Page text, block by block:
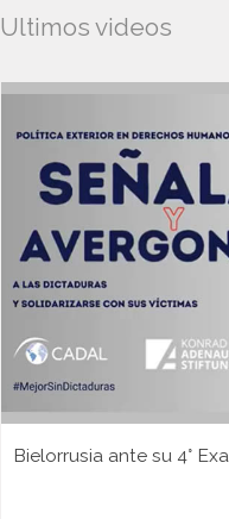
Ultimos videos
Bielorrusia ante su 4°